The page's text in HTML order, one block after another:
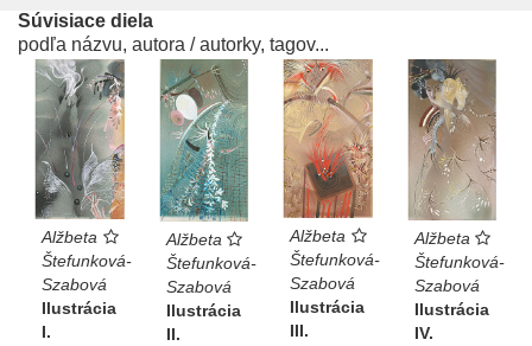
Súvisiace diela
podľa názvu, autora / autorky, tagov...
Alžbeta
Štefunková-
Szabová
Ilustrácia
I.
Alžbeta
Štefunková-
Szabová
Ilustrácia
II.
Alžbeta
Štefunková-
Szabová
Ilustrácia
III.
Alžbeta
Štefunková-
Szabová
Ilustrácia
IV.